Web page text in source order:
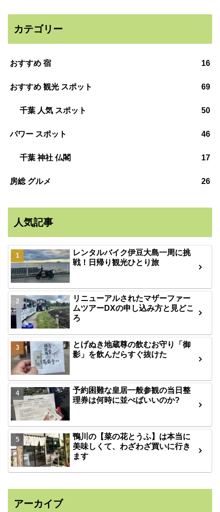
カテゴリー
おすすめ 宿 16
おすすめ 観光 スポット 69
千葉 人気 スポット 50
パワー スポット 46
千葉 神社 仏閣 17
房総 グルメ 26
人気記事
レンタルバイク伊豆大島一周に挑
戦！日帰り観光ひとり旅
リニューアルされたマザーファー
ムツアーDXの申し込み方と見どこ
ろ
とげぬき地蔵尊の飲むお守り「御
影」を飲んだらすぐ抜けた
予約困難な皇居一般参観の当日整
理券は何時に並べばいいのか?
鴨川の【菜の花とうふ】は本当に
美味しくて、わざわざ買いに行き
ます
アーカイブ